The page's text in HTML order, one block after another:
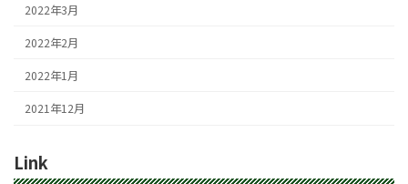
2022年3月
2022年2月
2022年1月
2021年12月
Link